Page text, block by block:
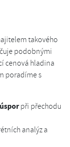
takového
podobnými
cenová hladina
poradíme s
při přechodu
analýz a